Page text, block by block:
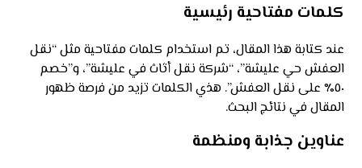
كلمات مفتاحية رئيسية
عند كتابة هذا المقال، تم استخدام كلمات مفتاحية مثل “نقل
العفش حي عليشة”، “شركة نقل أثاث في عليشة”، و”خصم
٥٠٪ على نقل العفش”. هذي الكلمات تزيد من فرصة ظهور
المقال في نتائج البحث.
عناوين جذابة ومنظمة